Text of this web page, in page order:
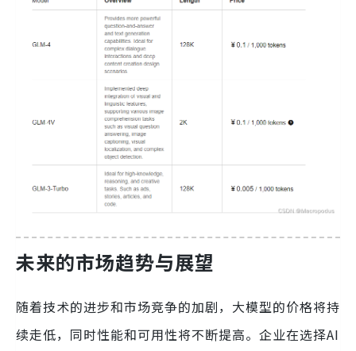
未来的市场趋势与展望
随着技术的进步和市场竞争的加剧，大模型的价格将持
续走低，同时性能和可用性将不断提高。企业在选择AI